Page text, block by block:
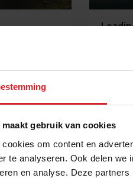
maakt gebruik van cookies
cookies om content en
te analyseren. Ook delen
en analyse. Deze